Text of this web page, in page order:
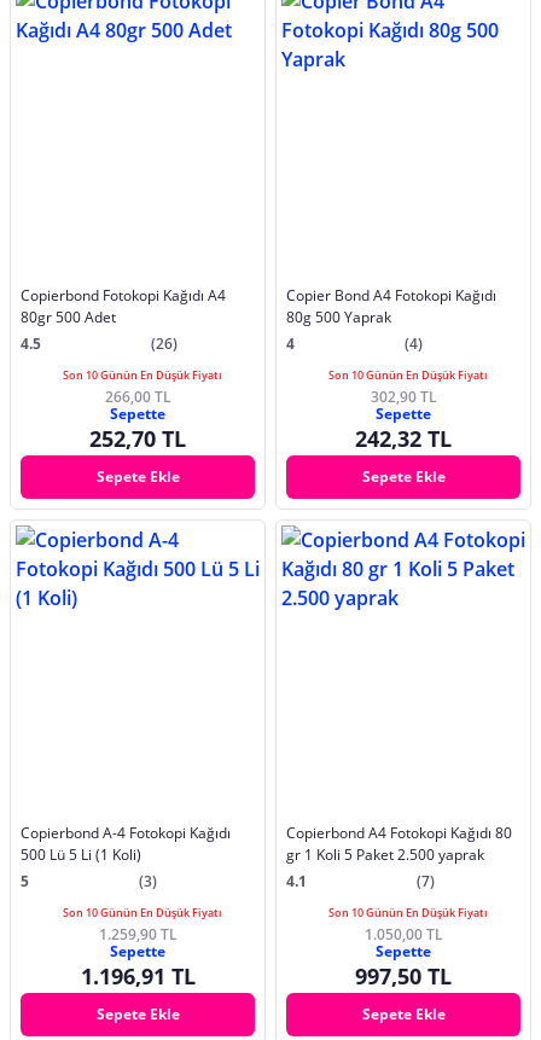
Copierbond Fotokopi Kağıdı A4
80gr 500 Adet
4.5
(26)
Son 10 Günün En Düşük Fiyatı
266,00 TL
Sepette
252,70 TL
Sepete Ekle
Copier Bond A4 Fotokopi Kağıdı
80g 500 Yaprak
4
(4)
Son 10 Günün En Düşük Fiyatı
302,90 TL
Sepette
242,32 TL
Sepete Ekle
Copierbond A-4 Fotokopi Kağıdı
500 Lü 5 Li (1 Koli)
5
(3)
Son 10 Günün En Düşük Fiyatı
1.259,90 TL
Sepette
1.196,91 TL
Sepete Ekle
Copierbond A4 Fotokopi Kağıdı 80
gr 1 Koli 5 Paket 2.500 yaprak
4.1
(7)
Son 10 Günün En Düşük Fiyatı
1.050,00 TL
Sepette
997,50 TL
Sepete Ekle